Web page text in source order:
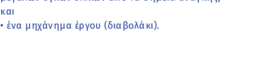
και
• ένα μηχάνημα έργου (διαβολάκι).